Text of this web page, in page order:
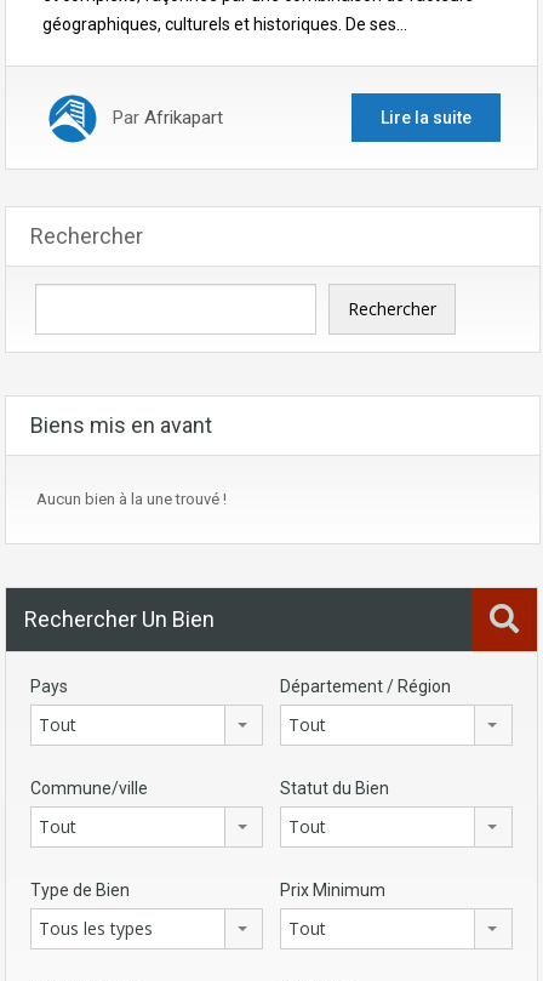
géographiques, culturels et historiques. De ses…
Par Afrikapart Lire la suite
Rechercher
Rechercher
Biens mis en avant
Aucun bien à la une trouvé !
Rechercher Un Bien
Pays
Tout
Département / Région
Tout
Commune/ville
Tout
Statut du Bien
Tout
Type de Bien
Tous les types
Prix Minimum
Tout